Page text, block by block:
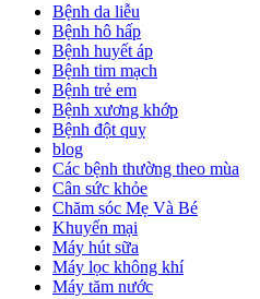
Bệnh da liễu
Bệnh hô hấp
Bệnh huyết áp
Bệnh tim mạch
Bệnh trẻ em
Bệnh xương khớp
Bệnh đột quỵ
blog
Các bệnh thường theo mùa
Cân sức khỏe
Chăm sóc Mẹ Và Bé
Khuyến mại
Máy hút sữa
Máy lọc không khí
Máy tăm nước